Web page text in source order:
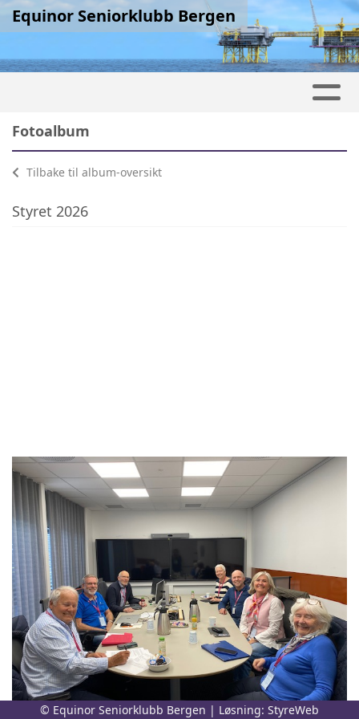
Equinor Seniorklubb Bergen
Fotoalbum
Tilbake til album-oversikt
Styret 2026
© Equinor Seniorklubb Bergen | Løsning: StyreWeb